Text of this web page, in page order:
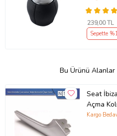
239,00 TL
Sepette
Bu Ürünü Alanlar
Seat
Açma
Kargo